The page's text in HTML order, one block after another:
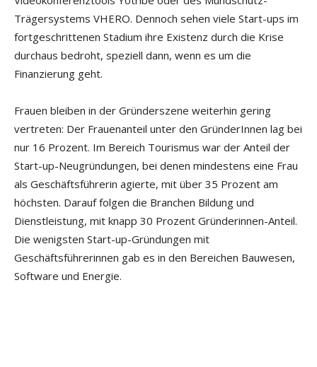
Trägersystems VHERO. Dennoch sehen viele Start-ups im
fortgeschrittenen Stadium ihre Existenz durch die Krise
durchaus bedroht, speziell dann, wenn es um die
Finanzierung geht.
Frauen bleiben in der Gründerszene weiterhin gering
vertreten: Der Frauenanteil unter den GründerInnen lag bei
nur 16 Prozent. Im Bereich Tourismus war der Anteil der
Start-up-Neugründungen, bei denen mindestens eine Frau
als Geschäftsführerin agierte, mit über 35 Prozent am
höchsten. Darauf folgen die Branchen Bildung und
Dienstleistung, mit knapp 30 Prozent Gründerinnen-Anteil.
Die wenigsten Start-up-Gründungen mit
Geschäftsführerinnen gab es in den Bereichen Bauwesen,
Software und Energie.